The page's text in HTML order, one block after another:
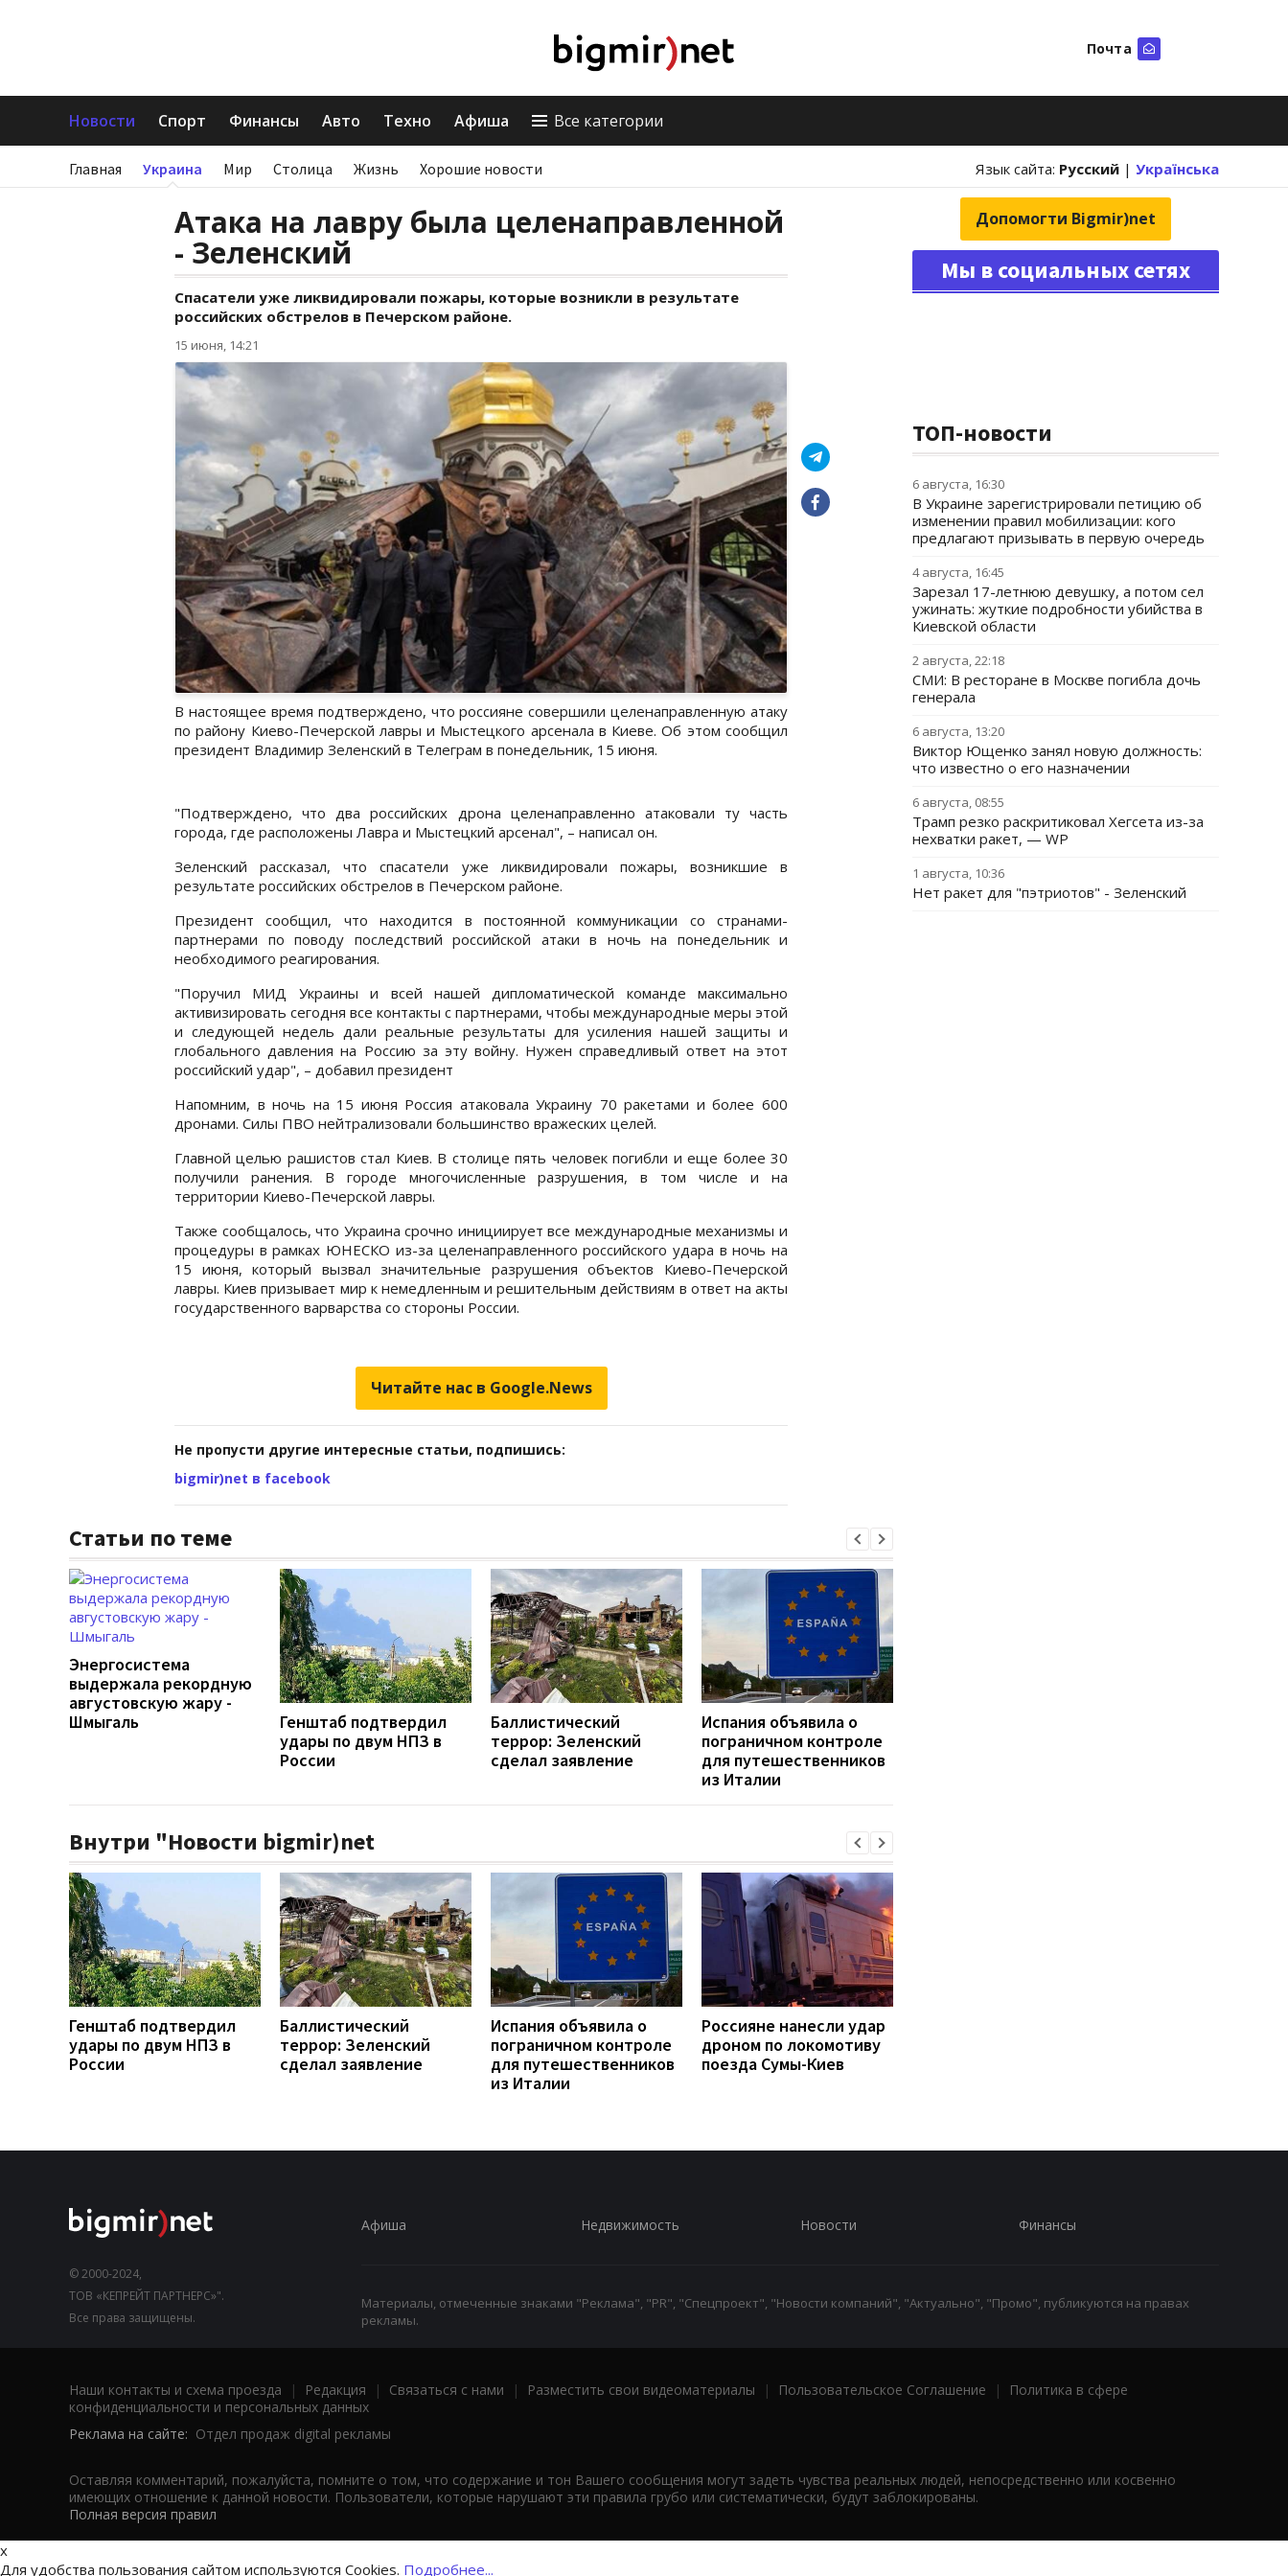
Почта
Новости Спорт Финансы Авто Техно Афиша Все категории
Главная Украина Мир Столица Жизнь Хорошие новости Язык сайта: Русский | Українська
Атака на лавру была целенаправленной
- Зеленский
Спасатели уже ликвидировали пожары, которые возникли в результате
российских обстрелов в Печерском районе.
15 июня, 14:21
В настоящее время подтверждено, что россияне совершили целенаправленную атаку
по району Киево-Печерской лавры и Мыстецкого арсенала в Киеве. Об этом сообщил
президент Владимир Зеленский в Телеграм в понедельник, 15 июня.
"Подтверждено, что два российских дрона целенаправленно атаковали ту часть
города, где расположены Лавра и Мыстецкий арсенал", – написал он.
Зеленский рассказал, что спасатели уже ликвидировали пожары, возникшие в
результате российских обстрелов в Печерском районе.
Президент сообщил, что находится в постоянной коммуникации со странами-
партнерами по поводу последствий российской атаки в ночь на понедельник и
необходимого реагирования.
"Поручил МИД Украины и всей нашей дипломатической команде максимально
активизировать сегодня все контакты с партнерами, чтобы международные меры этой
и следующей недель дали реальные результаты для усиления нашей защиты и
глобального давления на Россию за эту войну. Нужен справедливый ответ на этот
российский удар", – добавил президент
Напомним, в ночь на 15 июня Россия атаковала Украину 70 ракетами и более 600
дронами. Силы ПВО нейтрализовали большинство вражеских целей.
Главной целью рашистов стал Киев. В столице пять человек погибли и еще более 30
получили ранения. В городе многочисленные разрушения, в том числе и на
территории Киево-Печерской лавры.
Также сообщалось, что Украина срочно инициирует все международные механизмы и
процедуры в рамках ЮНЕСКО из-за целенаправленного российского удара в ночь на
15 июня, который вызвал значительные разрушения объектов Киево-Печерской
лавры. Киев призывает мир к немедленным и решительным действиям в ответ на акты
государственного варварства со стороны России.
Читайте нас в Google.News
Не пропусти другие интересные статьи, подпишись:
bigmir)net в facebook
Статьи по теме
Энергосистема
выдержала рекордную
августовскую жару -
Шмыгаль
Генштаб подтвердил
удары по двум НПЗ в
России
Баллистический
террор: Зеленский
сделал заявление
Испания объявила о
пограничном контроле
для путешественников
из Италии
Внутри "Новости bigmir)net
Генштаб подтвердил
удары по двум НПЗ в
России
Баллистический
террор: Зеленский
сделал заявление
Испания объявила о
пограничном контроле
для путешественников
из Италии
Россияне нанесли удар
дроном по локомотиву
поезда Сумы-Киев
Допомогти Bigmir)net
Мы в социальных сетях
ТОП-новости
6 августа, 16:30
В Украине зарегистрировали петицию об
изменении правил мобилизации: кого
предлагают призывать в первую очередь
4 августа, 16:45
Зарезал 17-летнюю девушку, а потом сел
ужинать: жуткие подробности убийства в
Киевской области
2 августа, 22:18
СМИ: В ресторане в Москве погибла дочь
генерала
6 августа, 13:20
Виктор Ющенко занял новую должность:
что известно о его назначении
6 августа, 08:55
Трамп резко раскритиковал Хегсета из-за
нехватки ракет, — WP
1 августа, 10:36
Нет ракет для "пэтриотов" - Зеленский
© 2000-2024,
ТОВ «КЕПРЕЙТ ПАРТНЕРС»".
Все права защищены.
Афиша Недвижимость Новости Финансы
Материалы, отмеченные знаками "Реклама", "PR", "Спецпроект", "Новости компаний", "Актуально", "Промо", публикуются на правах
рекламы.
Наши контакты и схема проезда | Редакция | Связаться с нами | Разместить свои видеоматериалы | Пользовательское Соглашение |
Политика в сфере
конфиденциальности и персональных данных
Реклама на сайте: Отдел продаж digital рекламы
Оставляя комментарий, пожалуйста, помните о том, что содержание и тон Вашего сообщения могут задеть чувства реальных людей, непосредственно или косвенно
имеющих отношение к данной новости. Пользователи, которые нарушают эти правила грубо или систематически, будут заблокированы.
Полная версия правил
x
Для удобства пользования сайтом используются Cookies. Подробнее...